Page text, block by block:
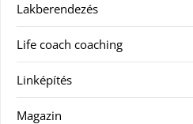
Lakberendezés
Life coach coaching
Linképítés
Magazin